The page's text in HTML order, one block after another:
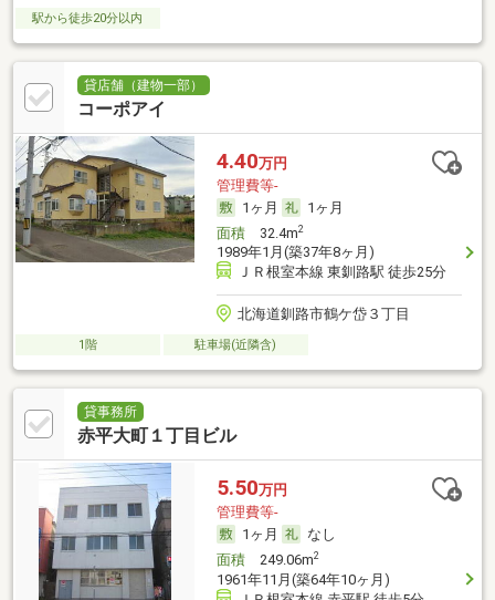
駅から徒歩20分以内
貸店舗（建物一部）
コーポアイ
4.40万円
管理費等-
1ヶ月
1ヶ月
面積32.4m2
1989年1月(築37年8ヶ月)
ＪＲ根室本線 東釧路駅 徒歩25分
北海道釧路市鶴ケ岱３丁目
1階 駐車場(近隣含)
貸事務所
赤平大町１丁目ビル
5.50万円
管理費等-
1ヶ月
なし
面積249.06m2
1961年11月(築64年10ヶ月)